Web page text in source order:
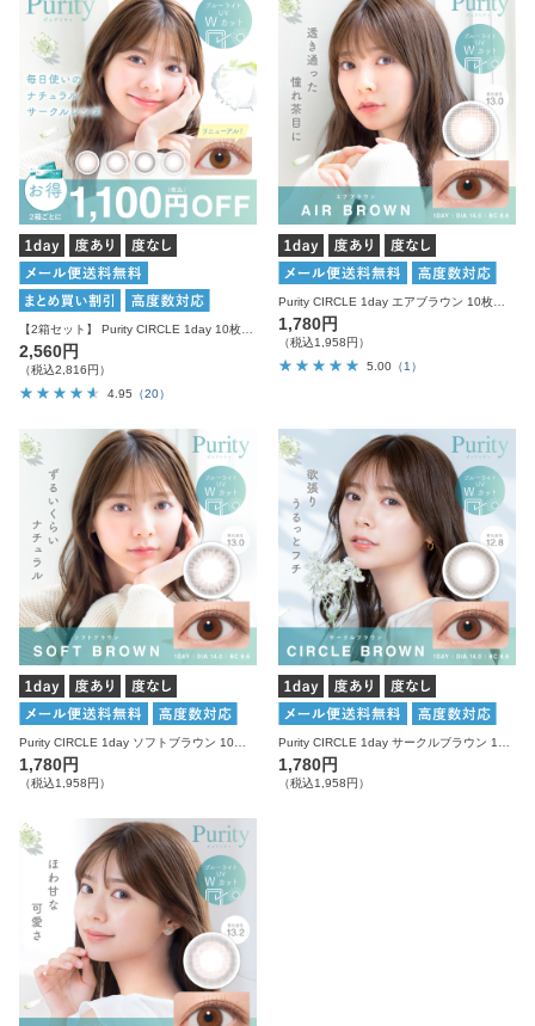
2,560円
（税込2,816円）
4.95 （20）
1,780円
（税込1,958円）
5.00 （1）
Purity CIRCLE 1day ソフトブラウン 10枚入り ピュアリティ カラコン
1,780円
（税込1,958円）
Purity CIRCLE 1day サークルブラウン 10枚入り ピュアリティ カラコン
1,780円
（税込1,958円）